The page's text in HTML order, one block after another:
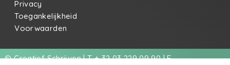
Privacy
Toegankelijkheid
Voorwaarden
© Creatief Schrijven | T + 32 03 229 09 90 | E